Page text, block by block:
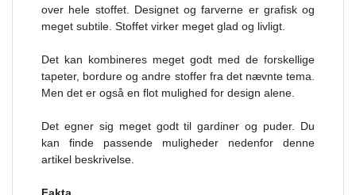
over hele stoffet. Designet og farverne er grafisk og
meget subtile. Stoffet virker meget glad og livligt.
Det kan kombineres meget godt med de forskellige
tapeter, bordure og andre stoffer fra det nævnte tema.
Men det er også en flot mulighed for design alene.
Det egner sig meget godt til gardiner og puder. Du
kan finde passende muligheder nedenfor denne
artikel beskrivelse.
Fakta